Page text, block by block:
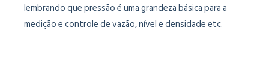
lembrando que pressão é uma grandeza básica para a
medição e controle de vazão, nível e densidade etc.